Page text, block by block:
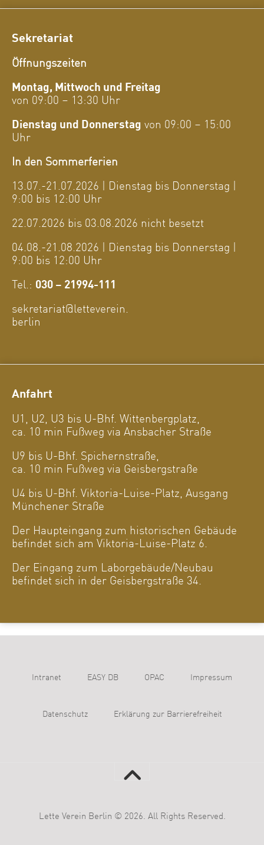
Sekretariat
Öffnungszeiten
Montag, Mittwoch und Freitag
von 09:00 – 13:30 Uhr
Dienstag und Donnerstag von 09:00 – 15:00
Uhr
In den Sommerferien
13.07.-21.07.2026 | Dienstag bis Donnerstag |
9:00 bis 12:00 Uhr
22.07.2026 bis 03.08.2026 nicht besetzt
04.08.-21.08.2026 | Dienstag bis Donnerstag |
9:00 bis 12:00 Uhr
Tel.: 030 – 21994-111
sekretariat@letteverein.
berlin
Anfahrt
U1, U2, U3 bis U-Bhf. Wittenbergplatz,
ca. 10 min Fußweg via Ansbacher Straße
U9 bis U-Bhf. Spichernstraße,
ca. 10 min Fußweg via Geisbergstraße
U4 bis U-Bhf. Viktoria-Luise-Platz, Ausgang
Münchener Straße
Der Haupteingang zum historischen Gebäude
befindet sich am Viktoria-Luise-Platz 6.
Der Eingang zum Laborgebäude/Neubau
befindet sich in der Geisbergstraße 34.
Intranet EASY DB OPAC Impressum
Datenschutz Erklärung zur Barrierefreiheit
Lette Verein Berlin © 2026. All Rights Reserved.